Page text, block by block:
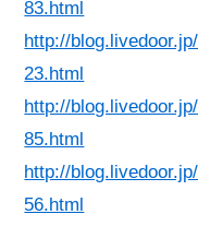
83.html
http://
23.html
http://
85.html
http://
56.html